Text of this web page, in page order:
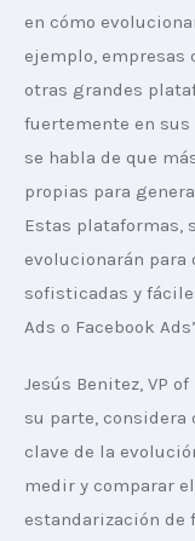
en cómo
ejemplo, empresas
otras grandes
fuertemente en sus
se habla de que
propias para
Estas plataformas,
evolucionarán
sofisticadas y
Ads o Facebook
Jesús Benitez, VP
su parte, considera
clave de la
medir y comparar
estandarización